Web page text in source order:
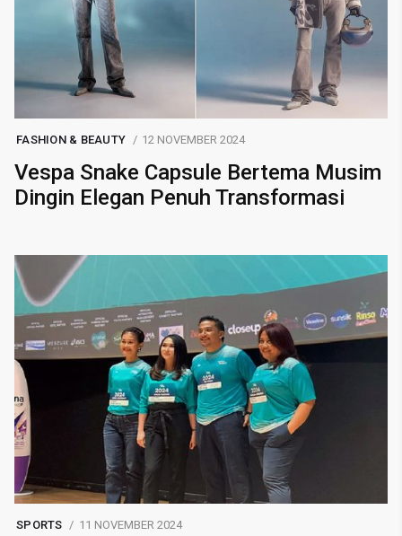
FASHION & BEAUTY 12 NOVEMBER 2024
Vespa Snake Capsule Bertema Musim
Dingin Elegan Penuh Transformasi
SPORTS 11 NOVEMBER 2024